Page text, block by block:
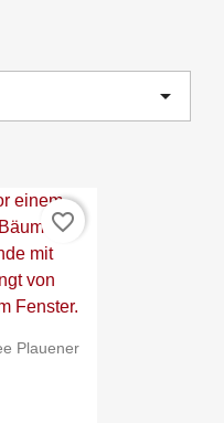

Plauener
favorite_border